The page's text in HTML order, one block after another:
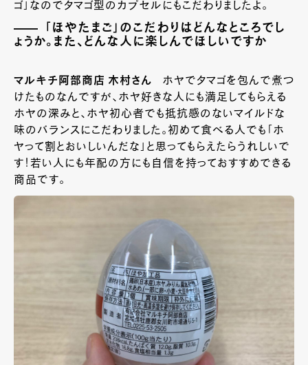
ゴ」なのでタマゴ型のカプセルにもこだわりましたよ。
「ほやたまご」のこだわりはどんなところでし
ょうか。また、どんな人に楽しんでほしいですか
マルキチ阿部商店 木村さん
ホヤでタマゴを包んで煮つ
けたものなんですが、ホヤ好きな人にも満足してもらえる
ホヤの深みと、ホヤ初心者でも抵抗感のないマイルドな
味のバランスにこだわりました。初めて食べる人でも「ホ
ヤって割とおいしいんだな」と思ってもらえたらうれしいで
す！若い人にも年配の方にも自信を持っておすすめできる
商品です。